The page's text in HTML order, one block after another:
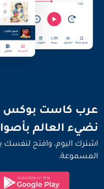
عرب كاست بوكس
نضيء العالم
اشترك اليوم، وافتح لنفسك
المسموعة.